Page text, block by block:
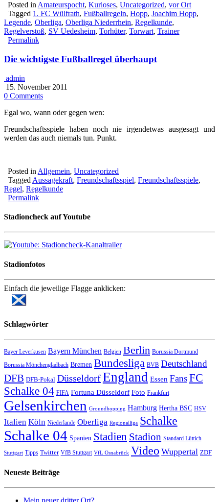
Posted in Amateurspocht, Kurioses, Uncategorized, vor Ort
Tagged 1. FC Wülfrath, Fußballregeln, Hopp, Joachim Hopp,
Legende, Oberliga, Oberliga Niederrhein, Regelkunde,
Regelverstoß, SV Uedesheim, Torhüter, Torwart, Trainer
Permalink
Die wichtigste Fußballregel überhaupt
admin
15. November 2011
0 Comments
Egal wo, wann oder gegen wen:
Freundschaftsspiele haben noch nie irgendetwas ausgesagt und
werden das auch niemals tun. Punkt.
Posted in Allgemein, Uncategorized
Tagged Aussagekraft, Freundschaftsspiel, Freundschaftsspiele,
Regel, Regelkunde
Permalink
Stadioncheck auf Youtube
Stadionfotos
Einfach die jeweilige Flagge anklicken:
Schlagwörter
Bayer Leverkusen Bayern München Belgien Berlin Borussia Dortmund
Borussia Mönchengladbach Bremen Bundesliga BVB Deutschland
DFB DFB-Pokal DüsseldorfEngland Essen FansFC
Schalke 04 FIFA Fortuna Düsseldorf Foto Frankfurt
Gelsenkirchen Groundhopping Hamburg Hertha BSC HSV
Italien Köln Niederlande Oberliga Regionalliga Schalke
Schalke 04 Spanien Stadien Stadion Standard Lüttich
Stuttgart Tipps Twitter VfB Stuttgart VfL Osnabrück Video Wuppertal ZDF
Neueste Beiträge
Mein neuer dritter Ort?